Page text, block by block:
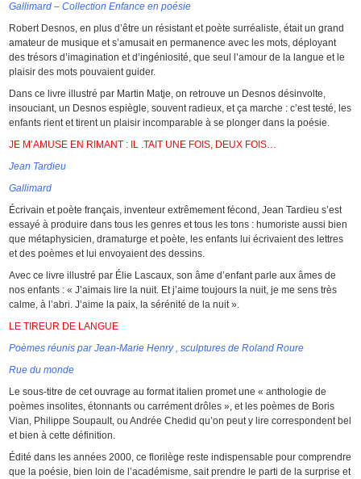
Gallimard – Collection Enfance en poésie
Robert Desnos, en plus d’être un résistant et poète surréaliste, était un grand
amateur de musique et s’amusait en permanence avec les mots, déployant
des trésors d’imagination et d’ingéniosité, que seul l’amour de la langue et le
plaisir des mots pouvaient guider.
Dans ce livre illustré par Martin Matje, on retrouve un Desnos désinvolte,
insouciant, un Desnos espiègle, souvent radieux, et ça marche : c’est testé, les
enfants rient et tirent un plaisir incomparable à se plonger dans la poésie.
JE M’AMUSE EN RIMANT : IL .TAIT UNE FOIS, DEUX FOIS…
Jean Tardieu
Gallimard
Écrivain et poète français, inventeur extrêmement fécond, Jean Tardieu s’est
essayé à produire dans tous les genres et tous les tons : humoriste aussi bien
que métaphysicien, dramaturge et poète, les enfants lui écrivaient des lettres
et des poèmes et lui envoyaient des dessins.
Avec ce livre illustré par Élie Lascaux, son âme d’enfant parle aux âmes de
nos enfants : « J’aimais lire la nuit. Et j’aime toujours la nuit, je me sens très
calme, à l’abri. J’aime la paix, la sérénité de la nuit ».
LE TIREUR DE LANGUE
Poèmes réunis par Jean-Marie Henry , sculptures de Roland Roure
Rue du monde
Le sous-titre de cet ouvrage au format italien promet une « anthologie de
poèmes insolites, étonnants ou carrément drôles », et les poèmes de Boris
Vian, Philippe Soupault, ou Andrée Chedid qu’on peut y lire correspondent bel
et bien à cette définition.
Édité dans les années 2000, ce florilège reste indispensable pour comprendre
que la poésie, bien loin de l’académisme, sait prendre le parti de la surprise et